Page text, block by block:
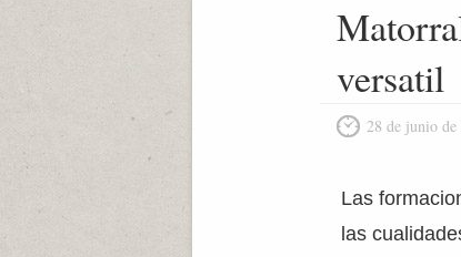
versatil
28 de junio de
Las
las